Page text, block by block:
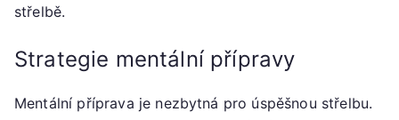
střelbě.
Strategie mentální přípravy
Mentální příprava je nezbytná pro úspěšnou střelbu.